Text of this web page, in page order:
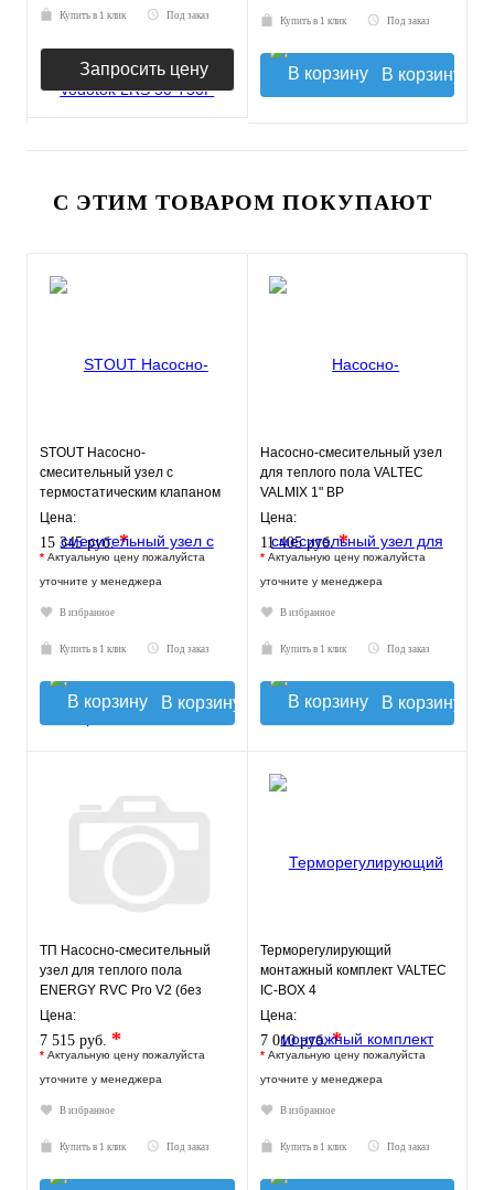
Купить в 1 клик Под заказ
Запросить цену
Купить в 1 клик Под заказ
В корзину
С ЭТИМ ТОВАРОМ ПОКУПАЮТ
STOUT Насосно-
смесительный узел с
термостатическим клапаном
20-43°C, с насосом UPSO
Цена:
15 345 руб.*
* Актуальную цену пожалуйста
уточните у менеджера
В избранное
Купить в 1 клик Под заказ
В корзину
Насосно-смесительный узел
для теплого пола VALTEC
VALMIX 1" ВР
Цена:
11 405 руб.*
* Актуальную цену пожалуйста
уточните у менеджера
В избранное
Купить в 1 клик Под заказ
В корзину
ТП Насосно-смесительный
узел для теплого пола
ENERGY RVC Pro V2 (без
насоса)
Цена:
7 515 руб. *
* Актуальную цену пожалуйста
уточните у менеджера
В избранное
Купить в 1 клик Под заказ
Терморегулирующий
монтажный комплект VALTEC
IC-BOX 4
Цена:
7 010 руб.*
* Актуальную цену пожалуйста
уточните у менеджера
В избранное
Купить в 1 клик Под заказ